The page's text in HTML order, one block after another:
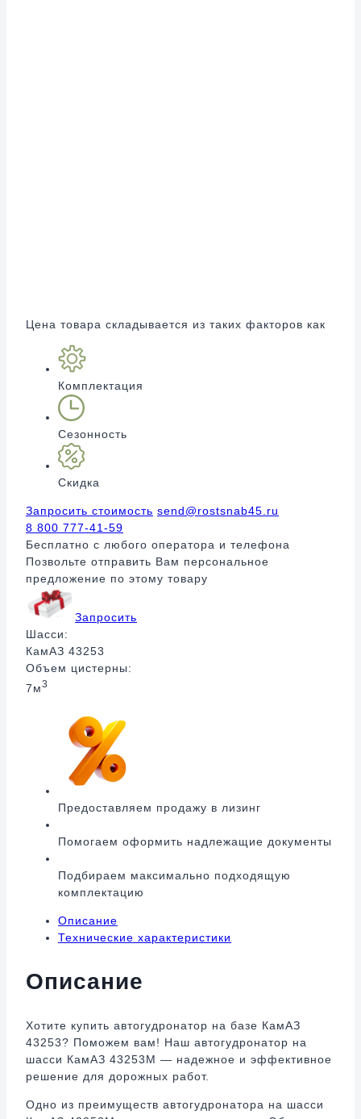
Цена товара складывается из таких факторов как
Комплектация
Сезонность
Скидка
Запросить стоимость send@rostsnab45.ru
8 800 777-41-59
Бесплатно с любого оператора и телефона
Позвольте отправить Вам персональное
предложение по этому товару
Запросить
Шасси:
КамАЗ 43253
Объем цистерны:
7м3
Предоставляем продажу в лизинг
Помогаем оформить надлежащие документы
Подбираем максимально подходящую
комплектацию
Описание
Технические характеристики
Описание
Хотите купить автогудронатор на базе КамАЗ
43253? Поможем вам! Наш автогудронатор на
шасси КамАЗ 43253М — надежное и эффективное
решение для дорожных работ.
Одно из преимуществ автогудронатора на шасси